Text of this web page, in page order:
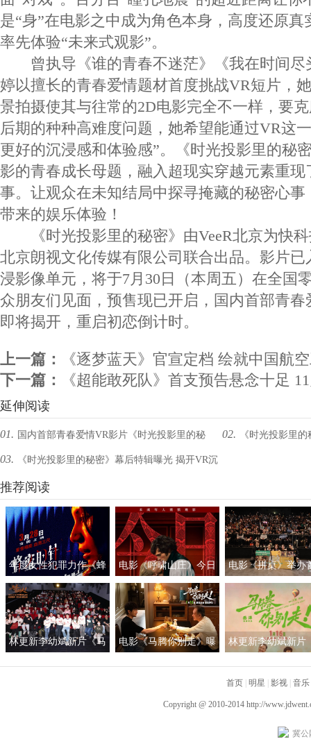
是“身”在电影之中成为角色本身，高度还原
率先体验“未来式观影”。
曾执导《谁的青春不迷茫》《我在时间尽
婷以擅长的青春爱情题材首度挑战VR短片，
景拍摄使其与往常的2D电影完全不一样，要
后期的种种高难度问题，她希望能通过VR这
更好的沉浸感和体验感”。《时光投影里的秘
影的青春成长母题，融入超现实穿越元素重
事。让观众在未知结局中探寻掩藏的秘密心
带来的娱乐体验！
《时光投影里的秘密》由VeeR北京为快科
北京朗视文化传媒有限公司联合出品。影片已
浸影像单元，将于7月30日（本周五）在全国
众朋友们见面，预售现已开启，国内首部青
即将揭开，重启初恋倒计时。
上一篇：
《逐梦蓝天》官宣定档 绘就中国航
下一篇：
《超能敢死队》首支预告悬念十足
延伸阅读
01. 国内首部青春爱情VR影片《时光投影里的秘
密》定档7月30日
02. 《时光投影里
03. 《时光投影里的秘密》幕后特辑曝光 揭开VR沉
浸式体验的神秘面纱
推荐阅读
年度女性犯罪力作《蜂
蜜的针》定档3月28日
绝版影后阵容癫
电影《呼啸山庄》今日
上映
电影《拼桌》举办
礼及路演 白色情人
约搭子稳稳幸福
林更新李幼斌新片《马
电影《马腾你别走》曝
生“新地图”
林更新李幼斌新片
首页 明星 影视 音乐
Copyright @ 2010-2014 http://
冀公